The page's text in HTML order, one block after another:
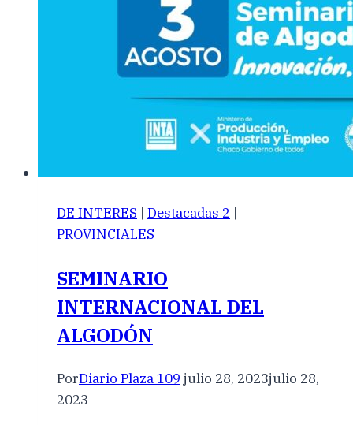
DE INTERES | Destacadas 2 |
PROVINCIALES
SEMINARIO
INTERNACIONAL DEL
ALGODÓN
PorDiario Plaza 109 julio 28, 2023julio 28,
2023